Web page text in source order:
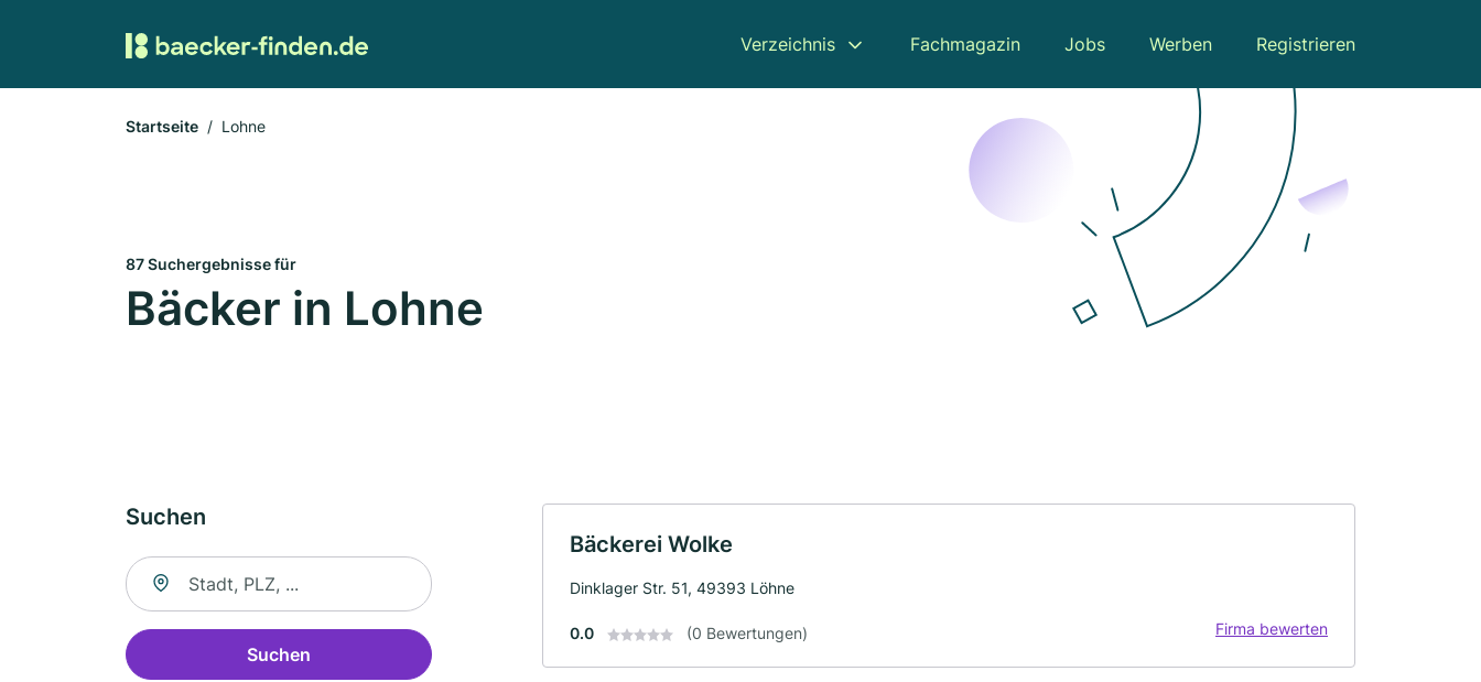
Verzeichnis Fachmagazin Jobs Werben Registrieren
Startseite Lohne
87 Suchergebnisse für
Bäcker in Lohne
Suchen
Suche nach Ort
Suchen
Bäckerei Wolke
Dinklager Str. 51, 49393 Löhne
0.0 (0 Bewertungen) Firma bewerten